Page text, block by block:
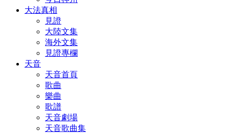
大法真相
見證
大陸文集
海外文集
見證專欄
天音
天音首頁
歌曲
樂曲
歌譜
天音劇場
天音歌曲集